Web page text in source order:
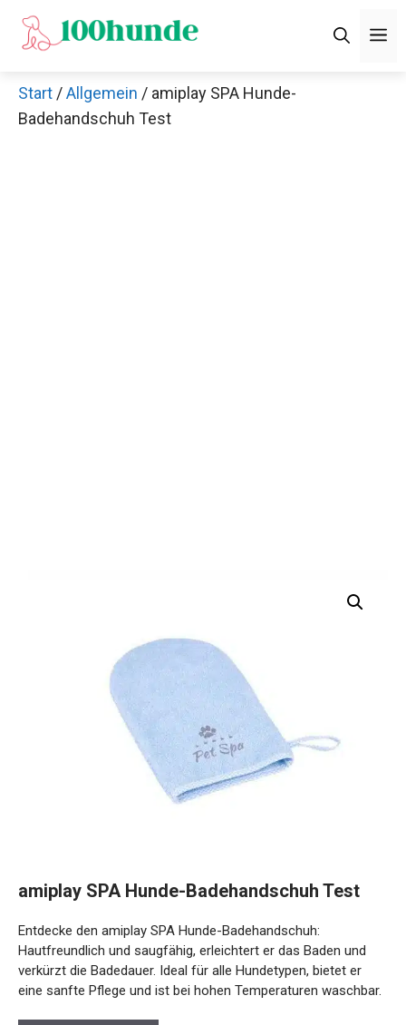
Zum
Inhalt
Start /Allgemein / amiplay SPA Hunde-
Badehandschuh Test
amiplay SPA Hunde-Badehandschuh Test
Entdecke den amiplay SPA Hunde-Badehandschuh:
Hautfreundlich und saugfähig, erleichtert er das Baden und
verkürzt die Badedauer. Ideal für alle Hundetypen, bietet er
eine sanfte Pflege und ist bei hohen Temperaturen waschbar.